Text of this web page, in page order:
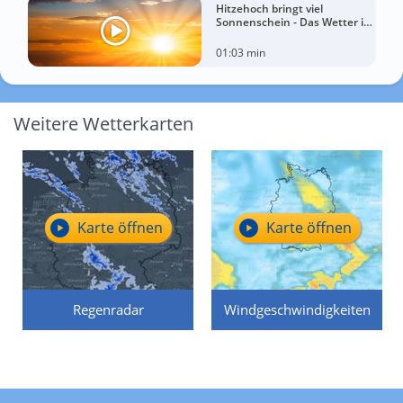
Hitzehoch bringt viel
Sonnenschein - Das Wetter in
01:03 min
Weitere Wetterkarten
Regenradar
Karte öffnen
Windgeschwindigkeiten
Karte öffnen